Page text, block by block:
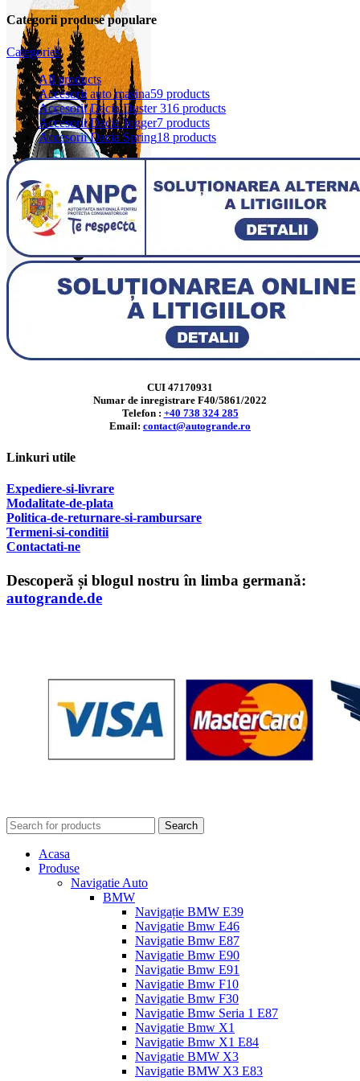
Categorii produse populare
Categories
Allproducts
Accesorii auto masina59 products
Accesorii Dacia Duster 316 products
Accesorii Dacia Jogger7 products
Accesorii Dacia Spring18 products
CUI 47170931
Numar de inregistrare F40/5861/2022
Telefon : +40 738 324 285
Email: contact@autogrande.ro
Linkuri utile
Expediere-si-livrare
Modalitate-de-plata
Politica-de-returnare-si-rambursare
Termeni-si-conditii
Contactati-ne
Descoperă și blogul nostru în limba germană:
autogrande.de
Search
Acasa
Produse
Navigatie Auto
BMW
Navigație BMW E39
Navigatie Bmw E46
Navigatie Bmw E87
Navigatie Bmw E90
Navigatie Bmw E91
Navigatie Bmw F10
Navigatie Bmw F30
Navigatie Bmw Seria 1 E87
Navigatie Bmw X1
Navigatie Bmw X1 E84
Navigatie BMW X3
Navigatie BMW X3 E83